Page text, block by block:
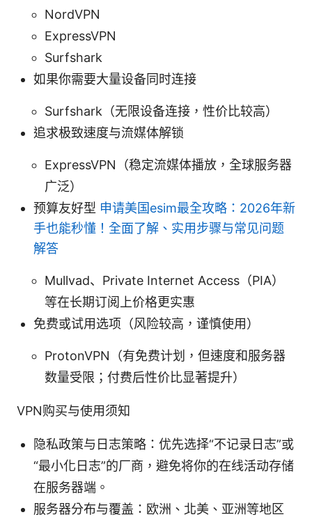
NordVPN
ExpressVPN
Surfshark
如果你需要大量设备同时连接
Surfshark（无限设备连接，性价比较高）
追求极致速度与流媒体解锁
ExpressVPN（稳定流媒体播放，全球服务器
广泛）
预算友好型 申请美国esim最全攻略：2026年新
手也能秒懂！全面了解、实用步骤与常见问题
解答
Mullvad、Private Internet Access（PIA）
等在长期订阅上价格更实惠
免费或试用选项（风险较高，谨慎使用）
ProtonVPN（有免费计划，但速度和服务器
数量受限；付费后性价比显著提升）
VPN购买与使用须知
隐私政策与日志策略：优先选择“不记录日志”或
“最小化日志”的厂商，避免将你的在线活动存储
在服务器端。
服务器分布与覆盖：欧洲、北美、亚洲等地区